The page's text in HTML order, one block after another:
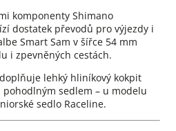
komponenty Shimano
dostatek převodů pro výjezdy i
Smart Sam v šířce 54 mm
i zpevněných cestách.
lehký hliníkový kokpit
sedlem – u modelu
sedlo Raceline.